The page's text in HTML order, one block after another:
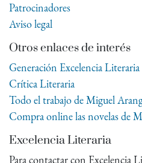
Patrocinadores
Aviso legal
Otros enlaces de interés
Generación Excelencia Literaria
Crítica Literaria
Todo el trabajo de Miguel
Compra online las novelas de
Excelencia Literaria
Para contactar con Excelencia